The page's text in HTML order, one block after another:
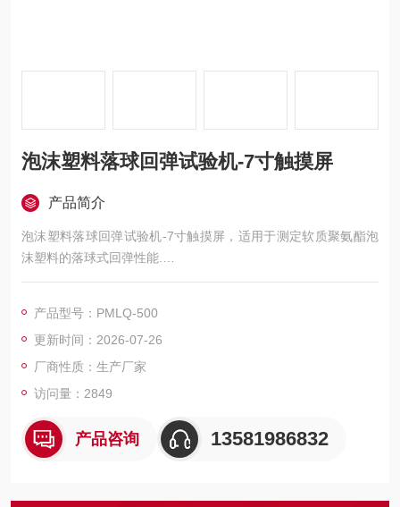
泡沫塑料落球回弹试验机-7寸触摸屏
产品简介
泡沫塑料落球回弹试验机-7寸触摸屏，适用于测定软质聚氨酯泡
沫塑料的落球式回弹性能.
本仪器通过标准规定直径和质量的钢球在规定高度上自由落在海
值的百分率（既回弹率），以回弹率表示泡沫塑料的回弹性能。
产品型号：PMLQ-500
更新时间：2026-07-26
厂商性质：生产厂家
访问量：2849
产品咨询 13581986832